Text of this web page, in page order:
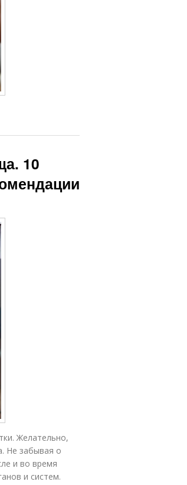
10
Желательно,
Не забывая о
и во время
и систем.